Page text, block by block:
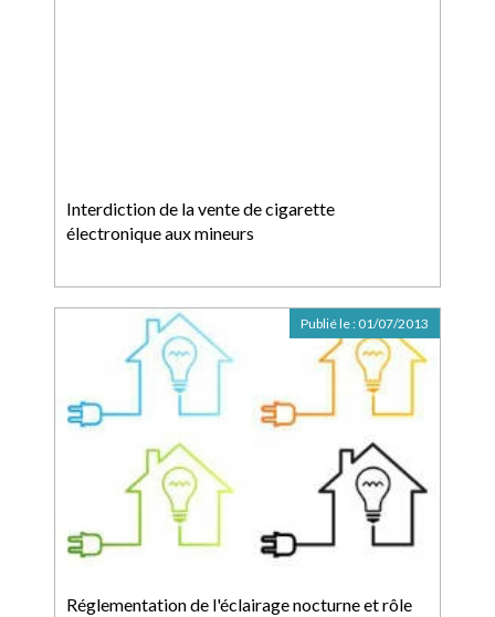
Interdiction de la vente de cigarette
électronique aux mineurs
Réglementation de l'éclairage nocturne et rôle
Publié le : 01/07/2013